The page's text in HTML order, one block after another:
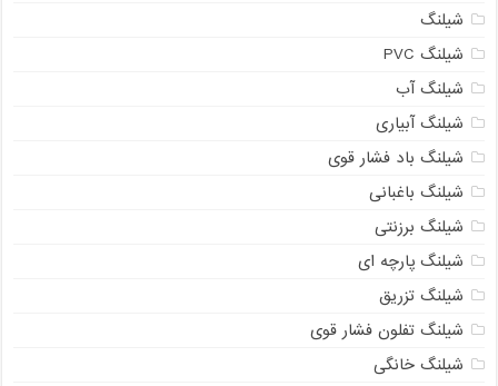
شیلنگ
شیلنگ PVC
شیلنگ آب
شیلنگ آبیاری
شیلنگ باد فشار قوی
شیلنگ باغبانی
شیلنگ برزنتی
شیلنگ پارچه‌ ای
شیلنگ تزریق
شیلنگ تفلون فشار قوی
شیلنگ خانگی